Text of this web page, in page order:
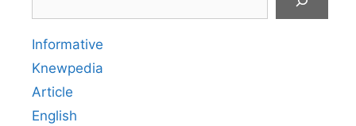
Informative
Knewpedia
Article
English